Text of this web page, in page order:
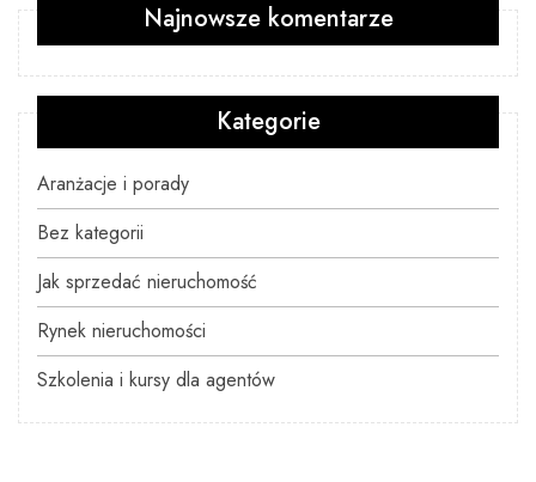
Najnowsze komentarze
Kategorie
Aranżacje i porady
Bez kategorii
Jak sprzedać nieruchomość
Rynek nieruchomości
Szkolenia i kursy dla agentów